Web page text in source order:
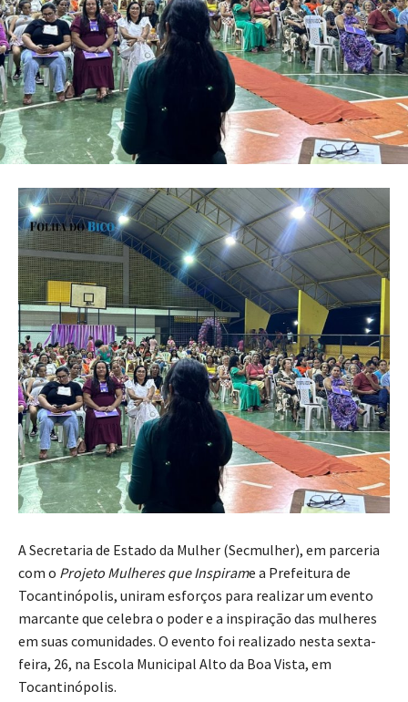
A Secretaria de Estado da Mulher (Secmulher), em parceria
com o Projeto Mulheres que Inspirame a Prefeitura de
Tocantinópolis, uniram esforços para realizar um evento
marcante que celebra o poder e a inspiração das mulheres
em suas comunidades. O evento foi realizado nesta sexta-
feira, 26, na Escola Municipal Alto da Boa Vista, em
Tocantinópolis.